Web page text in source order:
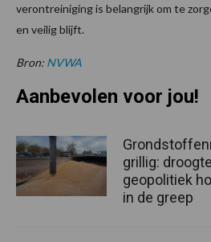
verontreiniging is belangrijk om te
en veilig blijft.
Bron: NVWA
Aanbevolen voor jou!
grillig:
geopolitiek
in de greep